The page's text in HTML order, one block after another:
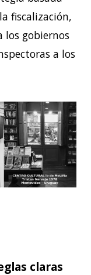
fiscalización,
los gobiernos
a los
claras